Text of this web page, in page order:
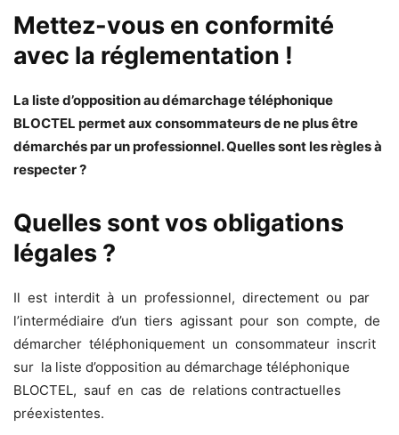
Mettez-vous en conformité
avec la réglementation !
La liste d’opposition au démarchage téléphonique
BLOCTEL permet aux consommateurs de ne plus être
démarchés par un professionnel. Quelles sont les règles à
respecter ?
Quelles sont vos obligations
légales ?
Il est interdit à un professionnel, directement ou par
l’intermédiaire d’un tiers agissant pour son compte, de
démarcher téléphoniquement un consommateur inscrit
sur la liste d’opposition au démarchage téléphonique
BLOCTEL, sauf en cas de relations contractuelles
préexistentes.